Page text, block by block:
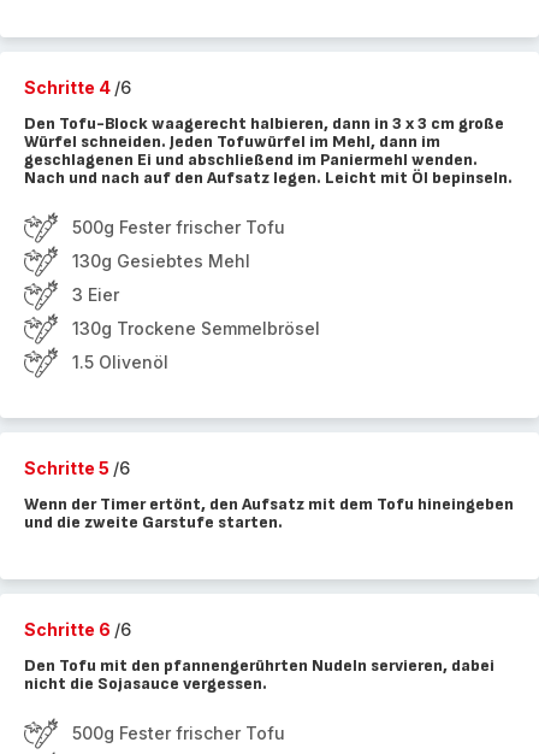
Schritte 4 /6
Den Tofu-Block waagerecht halbieren, dann in 3 x 3 cm große
Würfel schneiden. Jeden Tofuwürfel im Mehl, dann im
geschlagenen Ei und abschließend im Paniermehl wenden.
Nach und nach auf den Aufsatz legen. Leicht mit Öl bepinseln.
500g Fester frischer Tofu
130g Gesiebtes Mehl
3 Eier
130g Trockene Semmelbrösel
1.5 Olivenöl
Schritte 5 /6
Wenn der Timer ertönt, den Aufsatz mit dem Tofu hineingeben
und die zweite Garstufe starten.
Schritte 6 /6
Den Tofu mit den pfannengerührten Nudeln servieren, dabei
nicht die Sojasauce vergessen.
500g Fester frischer Tofu